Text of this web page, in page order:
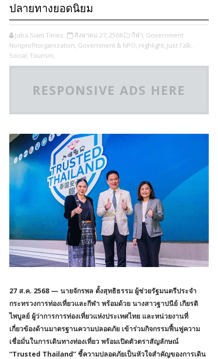
ปลายทางยอดนิยม
Jaba Siam Times สิงหาคม 27, 2568 กีฬา, Government
Nonprofitorganization, Government & NPO, Highlight, Just Talk,
Social, Tourism,
RESPONSIVE ADS HERE
27 ส.ค. 2568 — นายจักรพล ตั้งสุทธิธรรม ผู้ช่วยรัฐมนตรีประจำ
กระทรวงการท่องเที่ยวและกีฬา พร้อมด้วย นางสาวฐาปนีย์ เกียรติ
ไพบูลย์ ผู้ว่าการการท่องเที่ยวแห่งประเทศไทย และหน่วยงานที่
เกี่ยวข้องด้านมาตรฐานความปลอดภัย เข้าร่วมกิจกรรมฟื้นฟูความ
เชื่อมั่นในการเดินทางท่องเที่ยว พร้อมเปิดตัวตราสัญลักษณ์
“Trusted Thailand” ชี้ความปลอดภัยเป็นหัวใจสำคัญของการเดิน